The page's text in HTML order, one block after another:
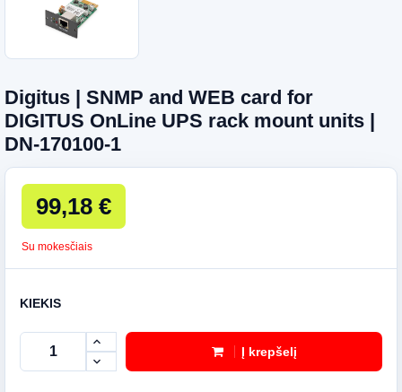
Digitus | SNMP and WEB card for
DIGITUS OnLine UPS rack mount units |
DN-170100-1
99,18 €
Su mokesčiais
KIEKIS
Į krepšelį